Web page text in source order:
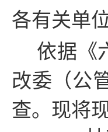
各有关单
依据《
改委（公
查。现将